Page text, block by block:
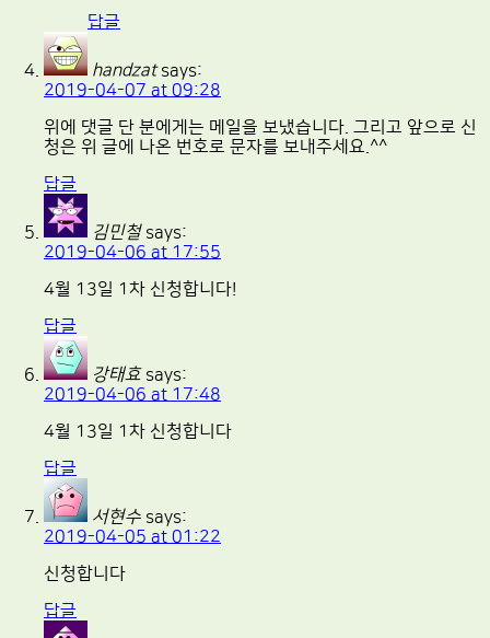
답글
handzat says:
2019-04-07 at 09:28
위에 댓글 단 분에게는 메일을 보냈습니다. 그리고 앞으로 신
청은 위 글에 나온 번호로 문자를 보내주세요.^^
답글
김민철 says:
2019-04-06 at 17:55
4월 13일 1차 신청합니다!
답글
강태효 says:
2019-04-06 at 17:48
4월 13일 1차 신청합니다
답글
서현수 says:
2019-04-05 at 01:22
신청합니다
답글